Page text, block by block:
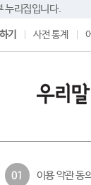
누리집입니다.
기 사전 통계
01 이용 약관 동의